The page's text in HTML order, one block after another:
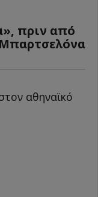
πριν από